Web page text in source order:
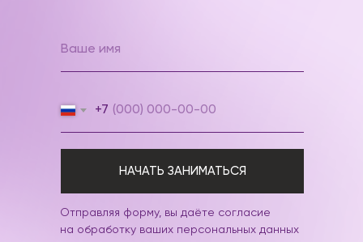
+7
НАЧАТЬ ЗАНИМАТЬСЯ
Отправляя форму, вы даёте согласие
на обработку ваших персональных данных